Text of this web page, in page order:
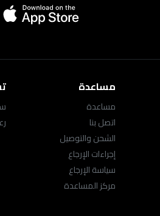
مساعدة
مساعدة
اتصل بنا
الشحن والتوصيل
إجراءات الإرجاع
سياسة الإرجاع
مركز المساعدة